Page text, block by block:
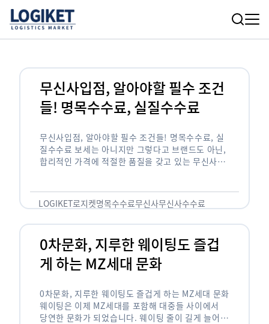
무신사입점, 알아야할 필수 조건
들! 명목수수료, 실질수수료
무신사입점, 알아야할 필수 조건들! 명목수수료, 실
질수수료 보세는 아니지만 그렇다고 브랜드도 아닌,
합리적인 가격에 적절한 품질을 갖고 있는 무신사!
LOGIKET로지켓명목수수료무신사무신사수수료
0차문화, 지루한 웨이팅도 즐겁
게 하는 MZ세대 문화
0차문화, 지루한 웨이팅도 즐겁게 하는 MZ세대 문화
웨이팅은 이제 MZ세대를 포함해 대중들 사이에서
당연한 문화가 되었습니다. 웨이팅 줄이 길게 늘어서